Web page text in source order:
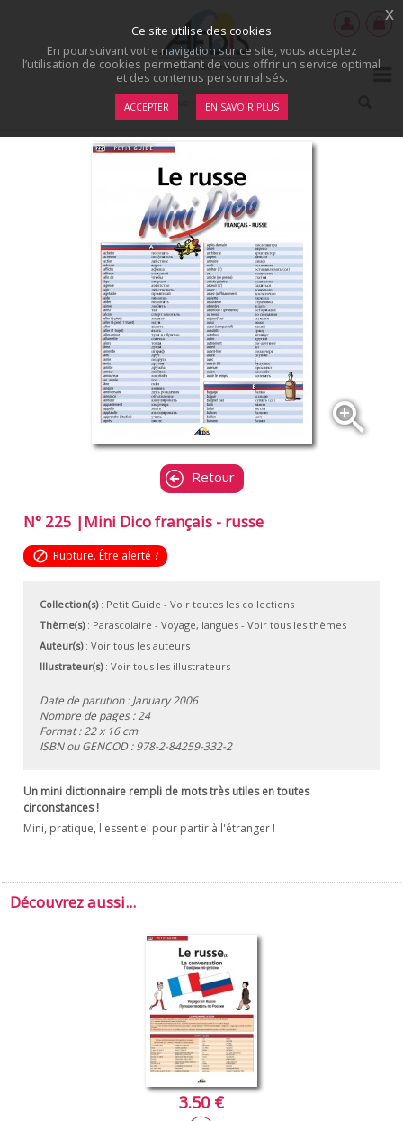
zoom_in
Retour
N° 225 |Mini Dico français - russe
block Rupture. Être alerté ?
Collection(s): Petit Guide - Voir toutes les collections
Thème(s): Parascolaire - Voyage, langues- Voir tous les thèmes
Auteur(s): Voir tous les auteurs
Illustrateur(s): Voir tous les illustrateurs
Date de parution : January 2006
Nombre de pages : 24
Format : 22 x 16 cm
ISBN ou GENCOD :978-2-84259-332-2
Un mini dictionnaire rempli de mots très utiles en toutes
circonstances !
Mini, pratique, l'essentiel pour partir à l'étranger !
Découvrez aussi...
3.50 €
Ce site utilise des cookies
En poursuivant votre navigation sur ce site, vous acceptez
l’utilisation de cookies permettant de vous offrir un service optimal
et des contenus personnalisés.
ACCEPTER EN SAVOIR PLUS
x